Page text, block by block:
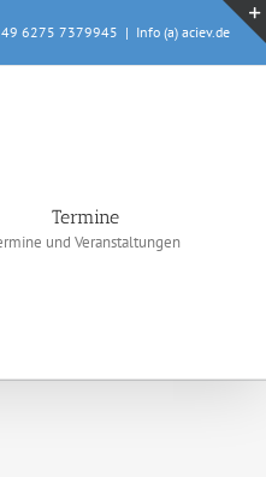
49 6275 7379945 | Info (a) aciev.de
Termine
und Veranstaltungen